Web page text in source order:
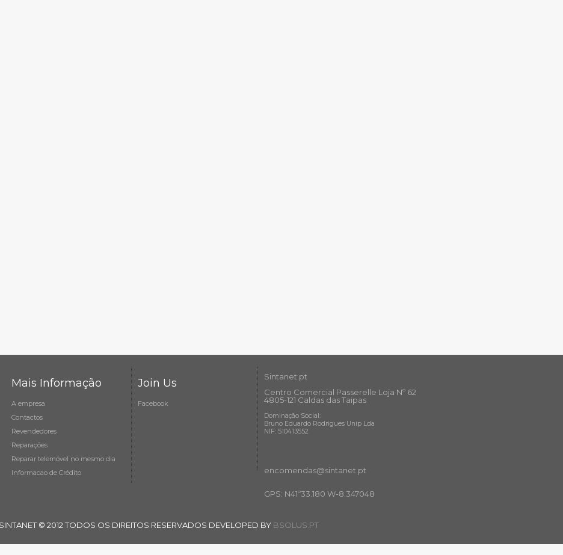
Mais Informação
A empresa
Contactos
Revendedores
Reparações
Reparar telemóvel no mesmo dia
Informacao de Crédito
Join Us
Facebook
Sintanet.pt
Centro Comercial Passerelle Loja Nº 62
4805-121 Caldas das Taipas
Dominação Social:
Bruno Eduardo Rodrigues Unip Lda
NIF: 510413552
encomendas@sintanet .pt
GPS: N41º33.180 W-8.347048
SINTANET © 2012 TODOS OS DIREITOS RESERVADOS DEVELOPED BY BSOLUS.PT